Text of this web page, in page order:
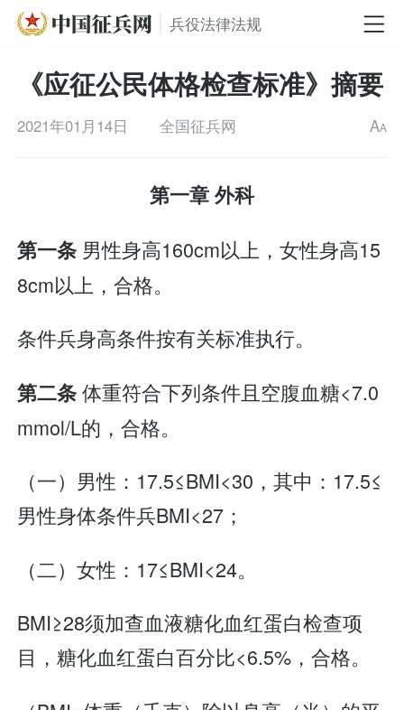
兵役法律法规
《应征公民体格检查标准》摘要
2021年01月14日 全国征兵网 AA
第一章 外科
第一条 男性身高160cm以上，女性身高15
8cm以上，合格。
条件兵身高条件按有关标准执行。
第二条体重符合下列条件且空腹血糖<7.0
mmol/L的，合格。
（一）男性：17.5≤BMI<30，其中：17.5≤
男性身体条件兵BMI<27；
（二）女性：17≤BMI<24。
BMI≥28须加查血液糖化血红蛋白检查项
目，糖化血红蛋白百分比<6.5%，合格。